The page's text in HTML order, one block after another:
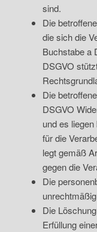
sind.
Die
die sich die
Buchstabe a
DSGVO
Die
DSGVO
und es
für die
legt gemäß
gegen die
Die
Die
Erfüllung